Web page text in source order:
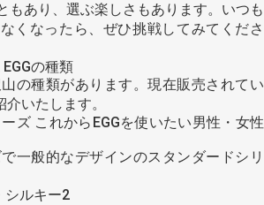
もあり、選ぶ楽しさもあります。いつも
くなったら、ぜひ挑戦してみてくださ
の種類
山の種類があります。現在販売されてい
介いたします。
ーズ これからEGGを使いたい男性・女性
で一般的なデザインのスタンダードシリ
シルキー2